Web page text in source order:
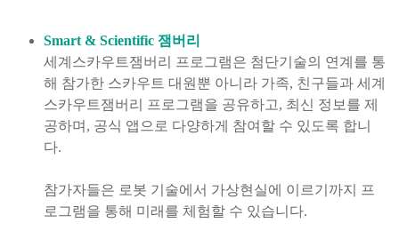
Smart & Scientific 잼버리
세계스카우트잼버리 프로그램은 첨단기술의 연계를 통
해 참가한 스카우트 대원뿐 아니라 가족, 친구들과 세계
스카우트잼버리 프로그램을 공유하고, 최신 정보를 제
공하며, 공식 앱으로 다양하게 참여할 수 있도록 합니
다.
참가자들은 로봇 기술에서 가상현실에 이르기까지 프
로그램을 통해 미래를 체험할 수 있습니다.